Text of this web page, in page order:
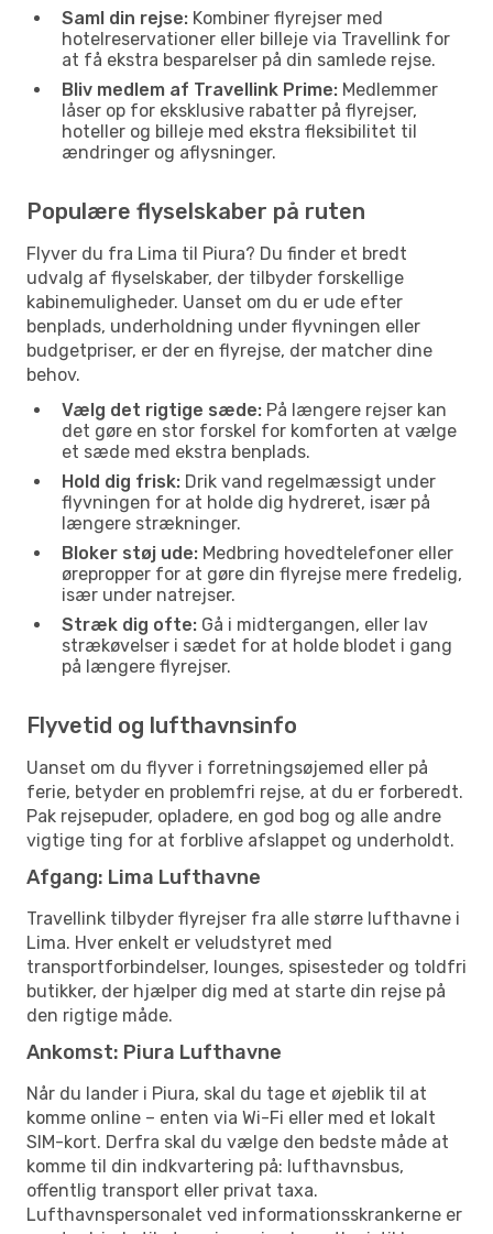
Saml din rejse: Kombiner flyrejser med
hotelreservationer eller billeje via Travellink for
at få ekstra besparelser på din samlede rejse.
Bliv medlem af Travellink Prime: Medlemmer
låser op for eksklusive rabatter på flyrejser,
hoteller og billeje med ekstra fleksibilitet til
ændringer og aflysninger.
Populære flyselskaber på ruten
Flyver du fra Lima til Piura? Du finder et bredt
udvalg af flyselskaber, der tilbyder forskellige
kabinemuligheder. Uanset om du er ude efter
benplads, underholdning under flyvningen eller
budgetpriser, er der en flyrejse, der matcher dine
behov.
Vælg det rigtige sæde: På længere rejser kan
det gøre en stor forskel for komforten at vælge
et sæde med ekstra benplads.
Hold dig frisk: Drik vand regelmæssigt under
flyvningen for at holde dig hydreret, især på
længere strækninger.
Bloker støj ude: Medbring hovedtelefoner eller
ørepropper for at gøre din flyrejse mere fredelig,
især under natrejser.
Stræk dig ofte: Gå i midtergangen, eller lav
strækøvelser i sædet for at holde blodet i gang
på længere flyrejser.
Flyvetid og lufthavnsinfo
Uanset om du flyver i forretningsøjemed eller på
ferie, betyder en problemfri rejse, at du er forberedt.
Pak rejsepuder, opladere, en god bog og alle andre
vigtige ting for at forblive afslappet og underholdt.
Afgang: Lima Lufthavne
Travellink tilbyder flyrejser fra alle større lufthavne i
Lima. Hver enkelt er veludstyret med
transportforbindelser, lounges, spisesteder og toldfri
butikker, der hjælper dig med at starte din rejse på
den rigtige måde.
Ankomst: Piura Lufthavne
Når du lander i Piura, skal du tage et øjeblik til at
komme online – enten via Wi-Fi eller med et lokalt
SIM-kort. Derfra skal du vælge den bedste måde at
komme til din indkvartering på: lufthavnsbus,
offentlig transport eller privat taxa.
Lufthavnspersonalet ved informationsskrankerne er